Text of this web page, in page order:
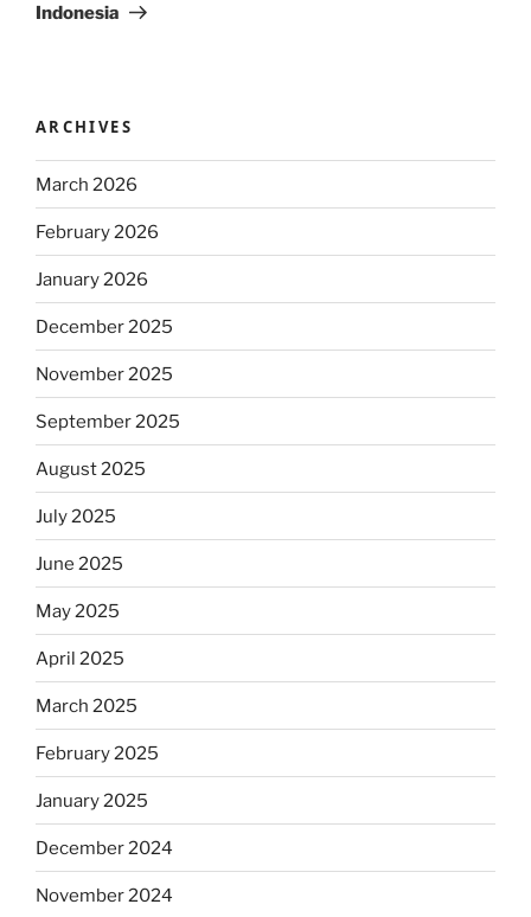
Indonesia
ARCHIVES
March 2026
February 2026
January 2026
December 2025
November 2025
September 2025
August 2025
July 2025
June 2025
May 2025
April 2025
March 2025
February 2025
January 2025
December 2024
November 2024